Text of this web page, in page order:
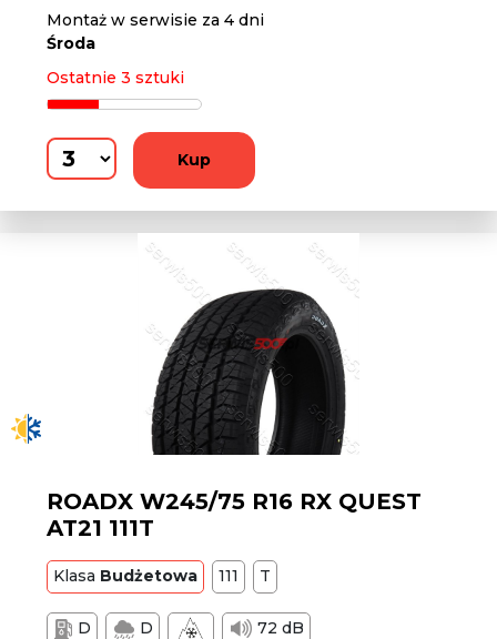
Montaż w serwisie za 4 dni
Środa
Ostatnie 3 sztuki
Kup
ROADX W245/75 R16 RX QUEST
AT21 111T
Klasa Budżetowa 111 T
D D 72 dB